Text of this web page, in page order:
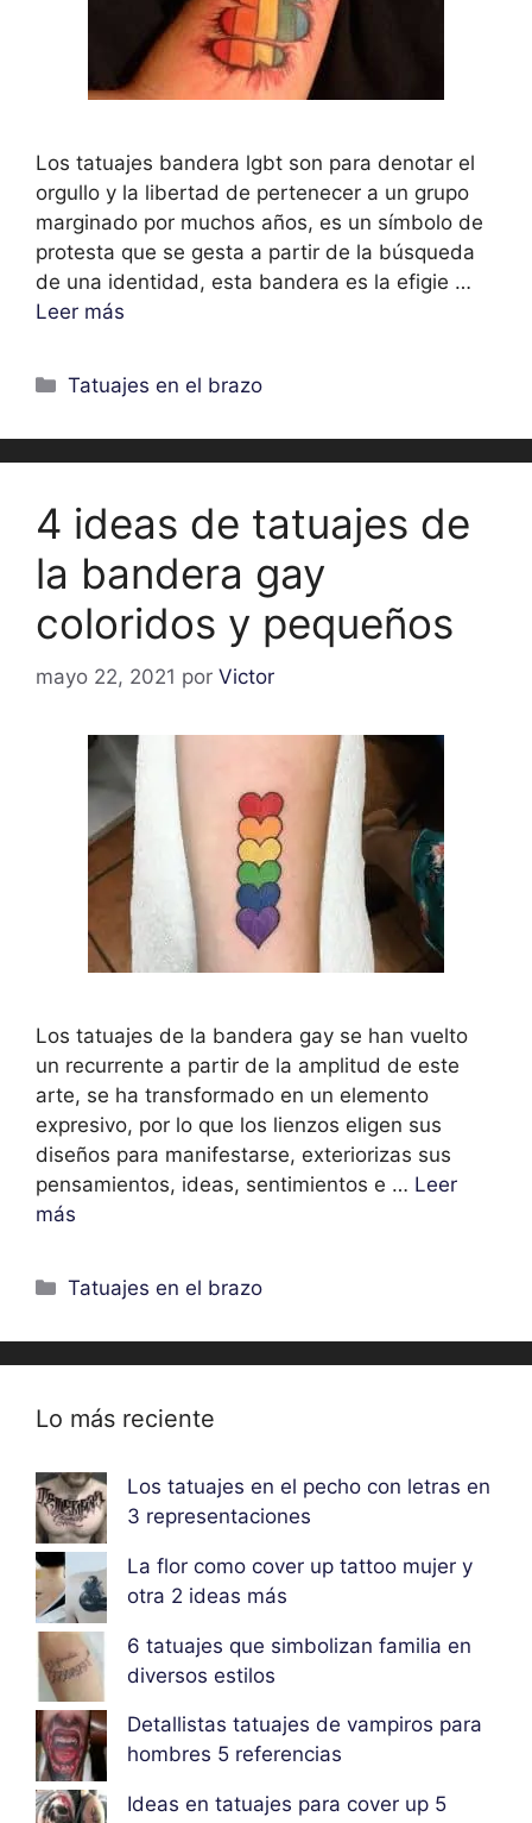
Los tatuajes bandera lgbt son para denotar el
orgullo y la libertad de pertenecer a un grupo
marginado por muchos años, es un símbolo de
protesta que se gesta a partir de la búsqueda
de una identidad, esta bandera es la efigie …
Leer más
Categorías
Tatuajes en el brazo
4 ideas de tatuajes de
la bandera gay
coloridos y pequeños
mayo 22, 2021 por Victor
Los tatuajes de la bandera gay se han vuelto
un recurrente a partir de la amplitud de este
arte, se ha transformado en un elemento
expresivo, por lo que los lienzos eligen sus
diseños para manifestarse, exteriorizas sus
pensamientos, ideas, sentimientos e … Leer
más
Categorías
Tatuajes en el brazo
Lo más reciente
Los tatuajes en el pecho con letras en
3 representaciones
La flor como cover up tattoo mujer y
otra 2 ideas más
6 tatuajes que simbolizan familia en
diversos estilos
Detallistas tatuajes de vampiros para
hombres 5 referencias
Ideas en tatuajes para cover up 5